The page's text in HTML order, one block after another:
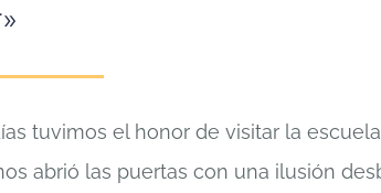
tuvimos el honor de visitar la
abrió las puertas con una ilusión